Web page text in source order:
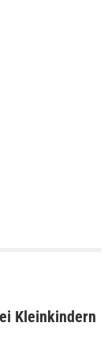
Kleinkindern